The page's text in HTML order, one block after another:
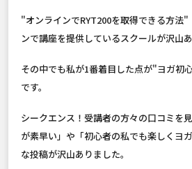
"オンラインでRYT200を取得できる方法
ンで講座を提供しているスクールが沢山
その中でも私が1番着目した点が"ヨガ初
です。
シークエンス！受講者の方々の口コミを
が素早い」や「初心者の私でも楽しくヨ
な投稿が沢山ありました。